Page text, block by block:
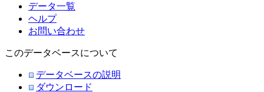
データ一覧
ヘルプ
お問い合わせ
このデータベースについて
データベースの説明
ダウンロード